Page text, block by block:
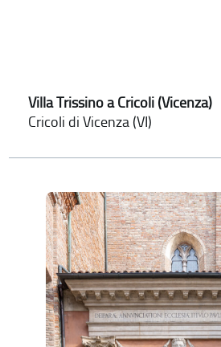
Villa Trissino a Cricoli (Vicenza)
Cricoli di Vicenza (VI)